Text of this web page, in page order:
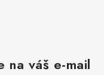
na váš e-mail